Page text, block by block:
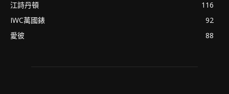
江詩丹頓
116
IWC萬國錶
92
愛彼
88